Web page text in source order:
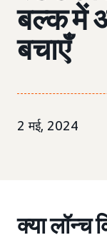
बल्क में
बचाएँ
2 मई, 2024
क्या लॉन्च